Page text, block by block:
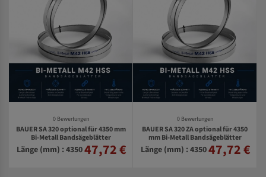
0 Bewertungen
BAUER SA 320 optional für 4350 mm
Bi-Metall Bandsägeblätter
Länge (mm) : 435047,72 €
0 Bewertungen
BAUER SA 320 ZA optional für 4350
mm Bi-Metall Bandsägeblätter
Länge (mm) : 435047,72 €